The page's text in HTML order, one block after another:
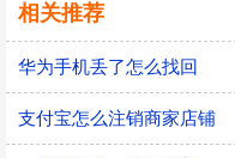
相关推荐
华为手机丢了怎么找回
支付宝怎么注销商家店铺